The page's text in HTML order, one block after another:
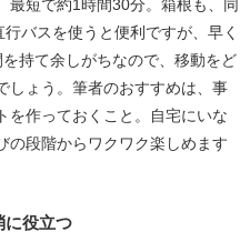
最短で約1時間30分。箱根も、同
バスを使うと便利ですが、早く
持て余しがちなので、移動をど
しょう。筆者のおすすめは、事
を作っておくこと。自宅にいな
の段階からワクワク楽しめます
に役立つ